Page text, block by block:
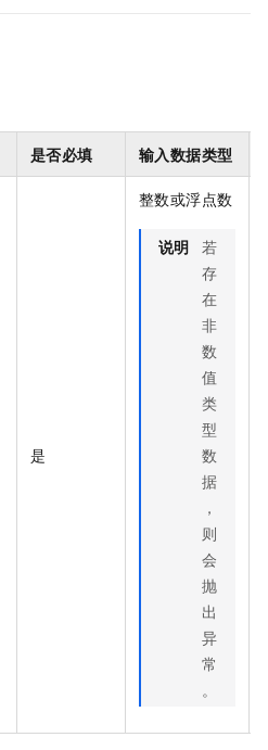
是否必填 输入数据类型
是
整数或浮点数
说明 若
存
在
非
数
值
类
型
数
据
，
则
会
抛
出
异
常
。